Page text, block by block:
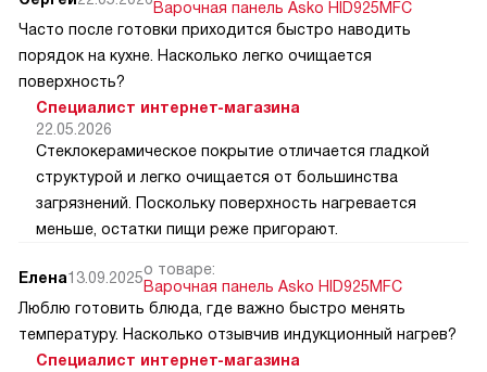
Варочная панель Asko HID925MFC
Часто после готовки приходится быстро наводить
порядок на кухне. Насколько легко очищается
поверхность?
Специалист интернет-магазина
22.05.2026
Стеклокерамическое покрытие отличается гладкой
структурой и легко очищается от большинства
загрязнений. Поскольку поверхность нагревается
меньше, остатки пищи реже пригорают.
Елена13.09.2025о товаре:
Варочная панель Asko HID925MFC
Люблю готовить блюда, где важно быстро менять
температуру. Насколько отзывчив индукционный нагрев?
Специалист интернет-магазина